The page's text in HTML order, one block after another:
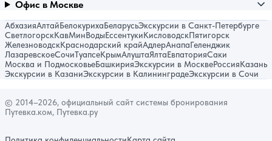
Офис в Москве
АбхазияАлтайБелокурихаБеларусьЭкскурсии в Санкт-Петербурге
СветлогорскКавМинВодыЕссентукиКисловодскПятигорск
ЖелезноводскКраснодарский крайАдлерАнапаГеленджик
ЛазаревскоеСочиТуапсеКрымАлуштаЯлтаЕвпаторияСаки
Москва и ПодмосковьеБашкирияЭкскурсии в МосквеРоссияКазань
Экскурсии в КазаниЭкскурсии в КалининградеЭкскурсии в Сочи
© 2014–2026, официальный сайт системы бронирования
Путевка.ком, Путевка.ру